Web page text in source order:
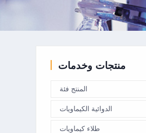
منتجات وخدمات
المنتج فئة
الدوائية الكيماويات
طلاء كيماويات